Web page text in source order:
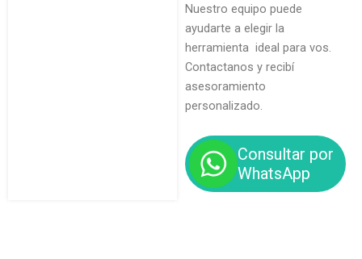
Nuestro equipo puede
ayudarte a elegir la
herramienta ideal para vos.
Contactanos y recibí
asesoramiento
personalizado.
Consultar por
WhatsApp